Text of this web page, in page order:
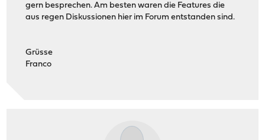
gern besprechen. Am besten waren die Features die
aus regen Diskussionen hier im Forum entstanden sind.
Grüsse
Franco